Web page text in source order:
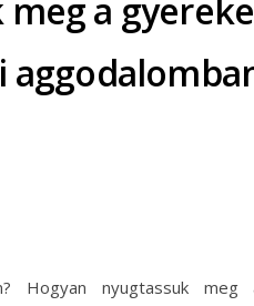
a
Hogyan nyugtassuk